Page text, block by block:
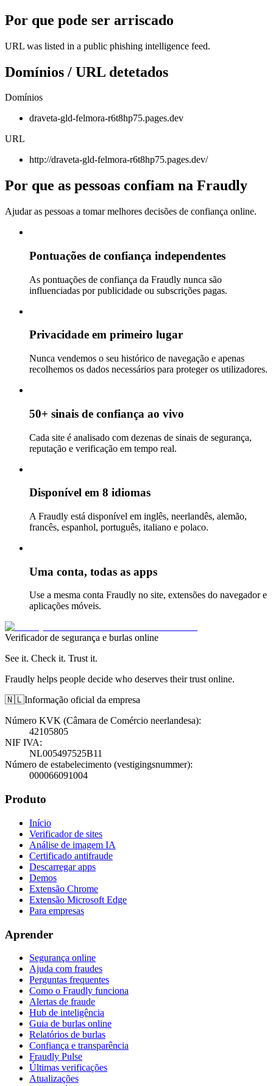
Por que pode ser arriscado
URL was listed in a public phishing intelligence feed.
Domínios / URL detetados
Domínios
draveta-gld-felmora-r6t8hp75.pages.dev
URL
http://draveta-gld-felmora-r6t8hp75.pages.dev/
Por que as pessoas confiam na Fraudly
Ajudar as pessoas a tomar melhores decisões de confiança online.
Pontuações de confiança independentes
As pontuações de confiança da Fraudly nunca são
influenciadas por publicidade ou subscrições pagas.
Privacidade em primeiro lugar
Nunca vendemos o seu histórico de navegação e apenas
recolhemos os dados necessários para proteger os utilizadores.
50+ sinais de confiança ao vivo
Cada site é analisado com dezenas de sinais de segurança,
reputação e verificação em tempo real.
Disponível em 8 idiomas
A Fraudly está disponível em inglês, neerlandês, alemão,
francês, espanhol, português, italiano e polaco.
Uma conta, todas as apps
Use a mesma conta Fraudly no site, extensões do navegador e
aplicações móveis.
Verificador de segurança e burlas online
See it. Check it. Trust it.
Fraudly helps people decide who deserves their trust online.
🇳🇱Informação oficial da empresa
Número KVK (Câmara de Comércio neerlandesa):
42105805
NIF IVA:
NL005497525B11
Número de estabelecimento (vestigingsnummer):
000066091004
Produto
Início
Verificador de sites
Análise de imagem IA
Certificado antifraude
Descarregar apps
Demos
Extensão Chrome
Extensão Microsoft Edge
Para empresas
Aprender
Segurança online
Ajuda com fraudes
Perguntas frequentes
Como o Fraudly funciona
Alertas de fraude
Hub de inteligência
Guia de burlas online
Relatórios de burlas
Confiança e transparência
Fraudly Pulse
Últimas verificações
Atualizações